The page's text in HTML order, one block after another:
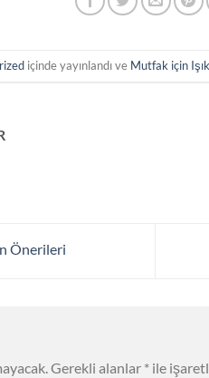
içinde yayınlandı ve Mutfak için
Önerileri
Gerekli alanlar * ile